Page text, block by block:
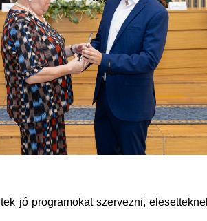
jó programokat szervezni,